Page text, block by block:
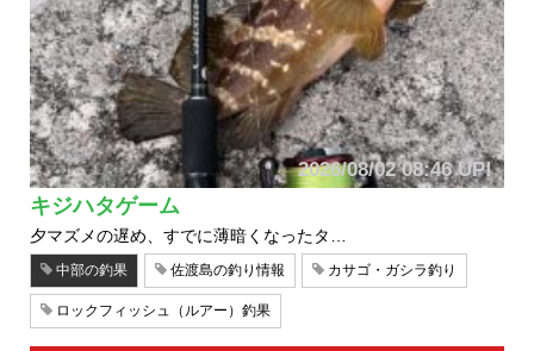
2026/08/02 08:46 UP!
キジハタゲーム
夕マズメの遅め、すでに薄暗くなったタ…
中部の釣果 佐渡島の釣り情報 カサゴ・ガシラ釣り
ロックフィッシュ（ルアー）釣果